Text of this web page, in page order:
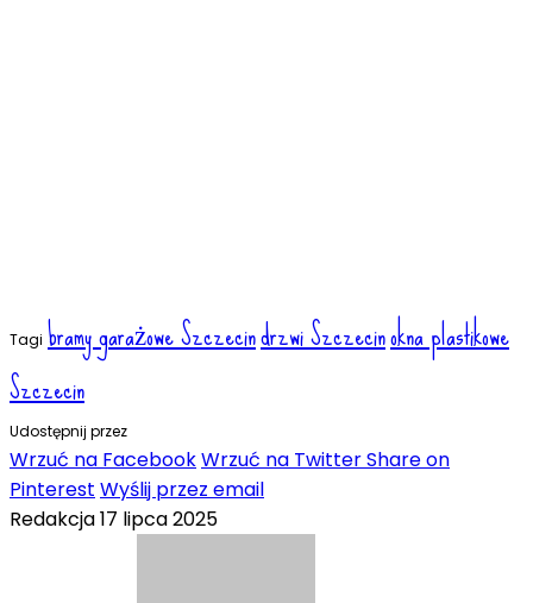
Tagi bramy garażowe Szczecindrzwi Szczecinokna plastikowe
Szczecin
Udostępnij przez
Wrzuć na FacebookWrzuć na TwitterShare on
Pinterest Wyślij przez email
Redakcja17 lipca 2025